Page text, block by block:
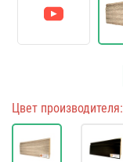
Цвет производителя: